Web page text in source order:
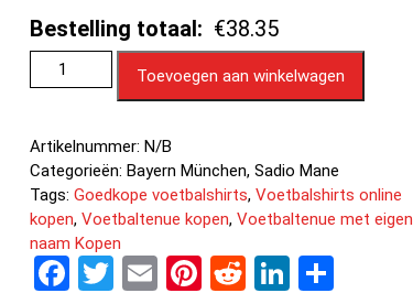
Bestelling totaal: €38.35
Toevoegen aan winkelwagen
Artikelnummer: N/B
Categorieën: Bayern München, Sadio Mane
Tags: Goedkope voetbalshirts, Voetbalshirts online
kopen, Voetbaltenue kopen, Voetbaltenue met eigen
naam Kopen
F T E Pi R Li D